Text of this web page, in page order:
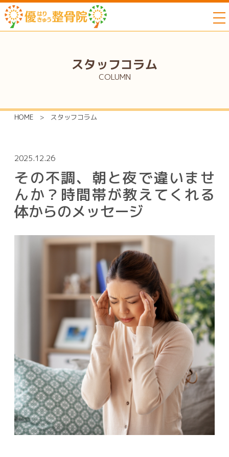
スタッフコラム
COLUMN
HOME > スタッフコラム
2025.12.26
その不調、朝と夜で違いませ
んか？時間帯が教えてくれる
体からのメッセージ